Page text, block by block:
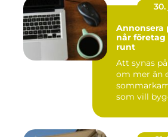
Annonsera
når
runt
Att synas
om mer än
som vill